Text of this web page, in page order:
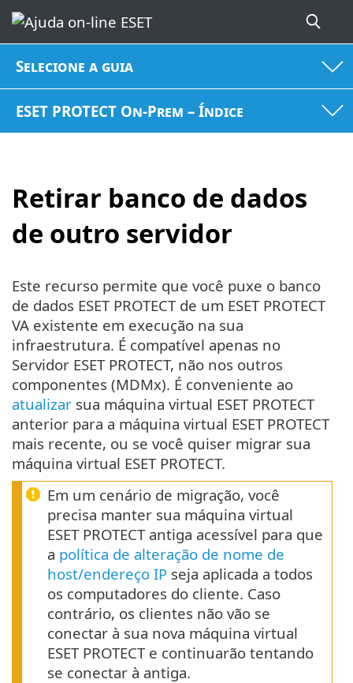
Selecione a guia
ESET PROTECT On-Prem – Índice
Retirar banco de dados
de outro servidor
Este recurso permite que você puxe o banco
de dados ESET PROTECT de um ESET PROTECT
VA existente em execução na sua
infraestrutura. É compatível apenas no
Servidor ESET PROTECT, não nos outros
componentes (MDMx). É conveniente ao
atualizar sua máquina virtual ESET PROTECT
anterior para a máquina virtual ESET PROTECT
mais recente, ou se você quiser migrar sua
máquina virtual ESET PROTECT.
Em um cenário de migração, você
precisa manter sua máquina virtual
ESET PROTECT antiga acessível para que
a política de alteração de nome de
host/endereço IP seja aplicada a todos
os computadores do cliente. Caso
contrário, os clientes não vão se
conectar à sua nova máquina virtual
ESET PROTECT e continuarão tentando
se conectar à antiga.